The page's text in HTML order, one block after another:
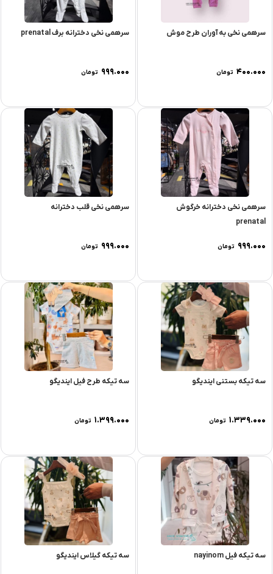
سرهمی نخی به آوران طرح موش
۴۰۰.۰۰۰ تومان
سرهمی نخی دخترانه برف prenatal
۹۹۹.۰۰۰ تومان
سرهمی نخی دخترانه خرگوش
prenatal
۹۹۹.۰۰۰ تومان
سرهمی نخی قلب دخترانه
۹۹۹.۰۰۰ تومان
سه تیکه بستنی ایندیگو
۱.۳۳۹.۰۰۰ تومان
سه تیکه طرح فیل ایندیگو
۱.۳۹۹.۰۰۰ تومان
سه تیکه فیل nayinom سه تیکه گیلاس ایندیگو